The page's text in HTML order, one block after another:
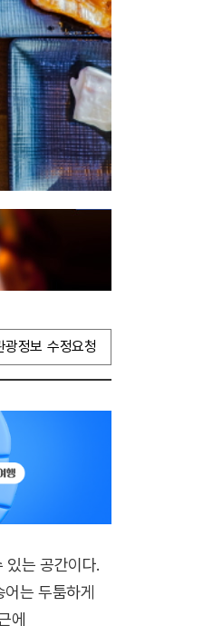
광정보 수정요청
있는 공간이다.
는 두툼하게
에